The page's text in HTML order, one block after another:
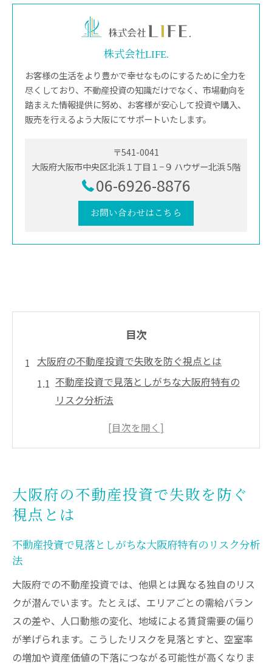
株式会社LIFE.
お客様の生活をより豊かで幸せなものにするために全力を
尽くしており、不動産投資の知識だけでなく、市場動向を
踏まえた情報提供に努め、お客様が安心して投資や購入、
販売を行えるよう大阪にてサポートいたします。
〒541-0041
大阪府大阪市中央区北浜１丁目１−９ ハウザー北浜 5階
06-6926-8876
お問い合わせはこちら
目次
大阪府の不動産投資で失敗を防ぐ視点とは
不動産投資で見落としがちな大阪府特有の
リスク分析法
大阪の不動産投資市場を知って失敗要因を
回避する方法
大阪で不動産投資を始める前に押さえるべ
き基礎知識
不動産投資大阪の落とし穴と賢い判断基準
大阪ワンルーム不動産投資で注意すべき失
敗パターン
ワンルーム投資と新築マンション投資のリ
スク比較
大阪府の不動産投資で失敗を防ぐ
視点とは
不動産投資で見落としがちな大阪府特有のリスク分析
法
大阪府での不動産投資では、他県とは異なる独自のリス
クが潜んでいます。たとえば、エリアごとの需給バラン
スの差や、人口動態の変化、地域による賃貸需要の偏り
が挙げられます。こうしたリスクを見落とすと、空室率
の増加や資産価値の下落につながる可能性が高くなりま